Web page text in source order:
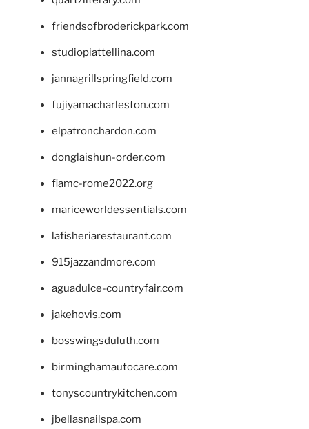
friendsofbroderickpark.com
studiopiattellina.com
jannagrillspringfield.com
fujiyamacharleston.com
elpatronchardon.com
donglaishun-order.com
fiamc-rome2022.org
mariceworldessentials.com
lafisheriarestaurant.com
915jazzandmore.com
aguadulce-countryfair.com
jakehovis.com
bosswingsduluth.com
birminghamautocare.com
tonyscountrykitchen.com
jbellasnailspa.com